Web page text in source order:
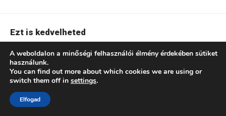
Ezt is kedvelheted
Női témák
Szeretnél kiegyensúlyozottabb női
létet? Gondolatok a modern élet
kihívásairól
Hatha jóga: Testi és lelki harmónia a
mindennapokban mindenkinek
A weboldalon a minőségi felhasználói élmény érdekében sütiket
használunk.
You can find out more about which cookies we are using or
switch them off in settings.
Elfogad